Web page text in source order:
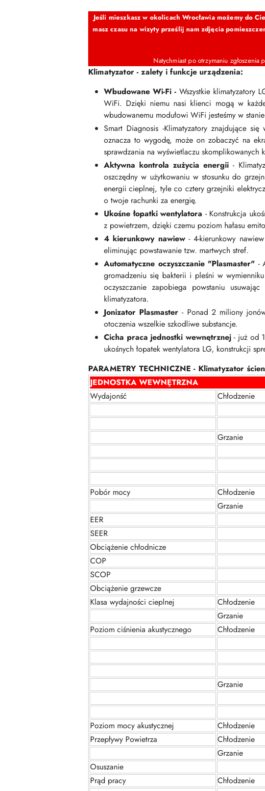
Jeśli mieszkasz w okolicach Wrocławia możemy do
masz czasu na wizyty prześlij nam zdjęcia
Natychmiast po otrzymaniu
Klimatyzator - zalety i funkcje urządzenia:
Wbudowane Wi-Fi -Wszystkie klimatyzatory
WiFi. Dzięki niemu nasi klienci mogą w
wbudowanemu modułowi WiFi jesteśmy w
Smart Diagnosis -Klimatyzatory znajdujące
oznacza to wygodę, może on zobaczyć na
sprawdzania na wyświetlaczu skomplikowanych
Aktywna kontrola zużycia energii -
oszczędny w użytkowaniu w stosunku do
energii cieplnej, tyle co cztery grzejniki
o twoje rachunki za energię.
Ukośne łopatki wentylatora - Konstrukcja
z powietrzem, dzięki czemu poziom hałasu
4 kierunkowy nawiew- 4-kierunkowy
eliminując powstawanie tzw. martwych stref.
Automatyczne oczyszczanie "Plasmaster" -
gromadzeniu się bakterii i pleśni w
oczyszczanie zapobiega powstaniu
klimatyzatora.
Jonizator Plasmaster - Ponad 2 miliony
otoczenia wszelkie szkodliwe substancje.
Cicha praca jednostki wewnętrznej- już od
ukośnych łopatek wentylatora LG, konstrukcji
PARAMETRY TECHNICZNE - Klimatyzator
JEDNOSTKA WEWNĘTRZNA
Wydajonść
Chłodzenie
Grzanie
Pobór mocy
Chłodzenie
Grzanie
EER
SEER
Obciążenie chłodnicze
COP
SCOP
Obciążenie grzewcze
Klasa wydajności cieplnej
Chłodzenie
Grzanie
Poziom ciśnienia akustycznego
Chłodzenie
Grzanie
Poziom mocy akustycznej
Chłodzenie
Przepływy Powietrza
Chłodzenie
Grzanie
Osuszanie
Prąd pracy
Chłodzenie